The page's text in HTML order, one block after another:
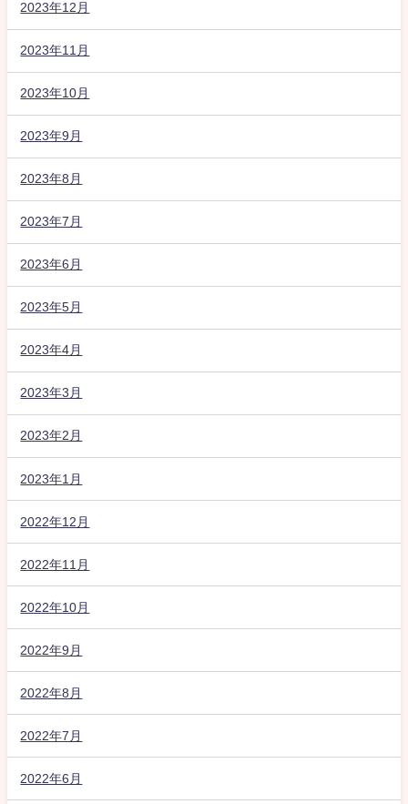
2023年12月
2023年11月
2023年10月
2023年9月
2023年8月
2023年7月
2023年6月
2023年5月
2023年4月
2023年3月
2023年2月
2023年1月
2022年12月
2022年11月
2022年10月
2022年9月
2022年8月
2022年7月
2022年6月